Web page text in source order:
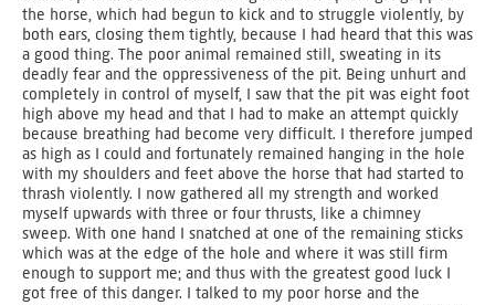
the horse, which had begun to kick and to struggle violently, by
both ears, closing them tightly, because I had heard that this was
a good thing. The poor animal remained still, sweating in its
deadly fear and the oppressiveness of the pit. Being unhurt and
completely in control of myself, I saw that the pit was eight foot
high above my head and that I had to make an attempt quickly
because breathing had become very difficult. I therefore jumped
as high as I could and fortunately remained hanging in the hole
with my shoulders and feet above the horse that had started to
thrash violently. I now gathered all my strength and worked
myself upwards with three or four thrusts, like a chimney
sweep. With one hand I snatched at one of the remaining sticks
which was at the edge of the hole and where it was still firm
enough to support me; and thus with the greatest good luck I
got free of this danger. I talked to my poor horse and the